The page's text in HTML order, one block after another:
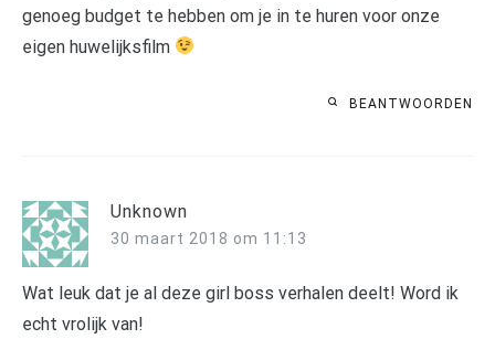
genoeg budget te hebben om je in te huren voor onze
eigen huwelijksfilm
BEANTWOORDEN
Unknown
30 maart 2018 om 11:13
Wat leuk dat je al deze girl boss verhalen deelt! Word ik
echt vrolijk van!